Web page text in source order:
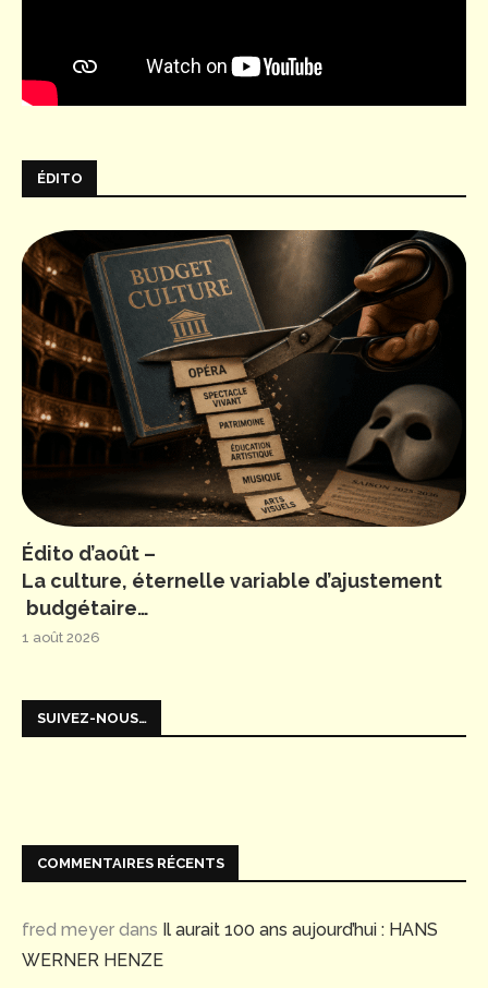
ÉDITO
Édito d’août –
La culture, éternelle variable d’ajustement
budgétaire…
1 août 2026
SUIVEZ-NOUS…
COMMENTAIRES RÉCENTS
fred meyer dans Il aurait 100 ans aujourd’hui : HANS
WERNER HENZE